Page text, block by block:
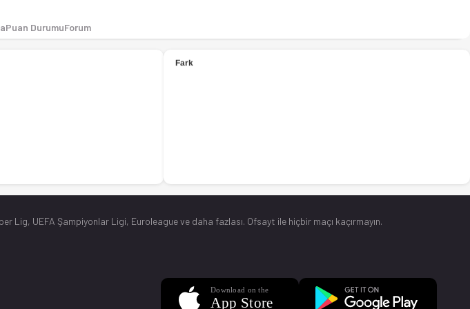
Puan DurumuForum
Lig, UEFA Şampiyonlar Ligi, Euroleague ve daha fazlası. Ofsayt ile hiçbir maçı kaçırmayın.